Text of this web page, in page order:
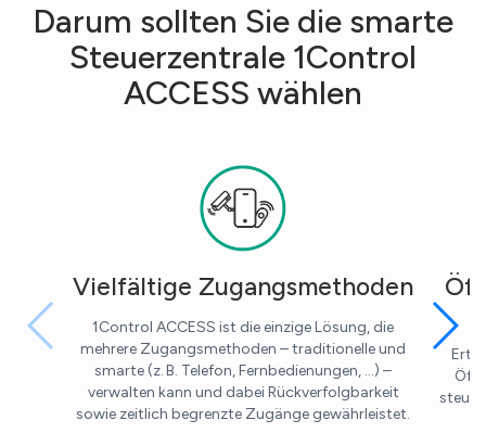
Darum sollten Sie die smarte
Steuerzentrale 1Control
ACCESS wählen
Vielfältige Zugangsmethoden
1Control ACCESS ist die einzige Lösung, die
mehrere Zugangsmethoden – traditionelle und
smarte (z. B. Telefon, Fernbedienungen, ...) –
verwalten kann und dabei Rückverfolgbarkeit
sowie zeitlich begrenzte Zugänge gewährleistet.